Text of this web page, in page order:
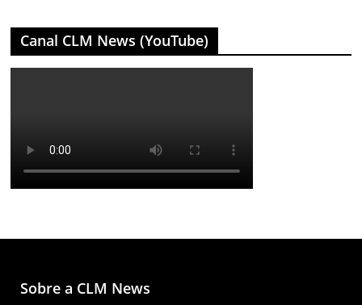
Canal CLM News (YouTube)
Sobre a CLM News